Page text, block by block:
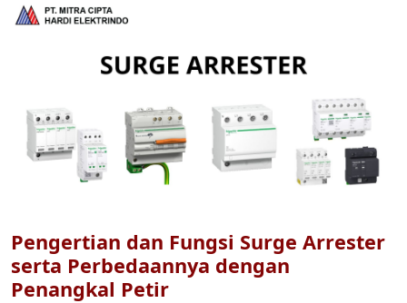
Pengertian dan Fungsi Surge Arrester
serta Perbedaannya dengan
Penangkal Petir